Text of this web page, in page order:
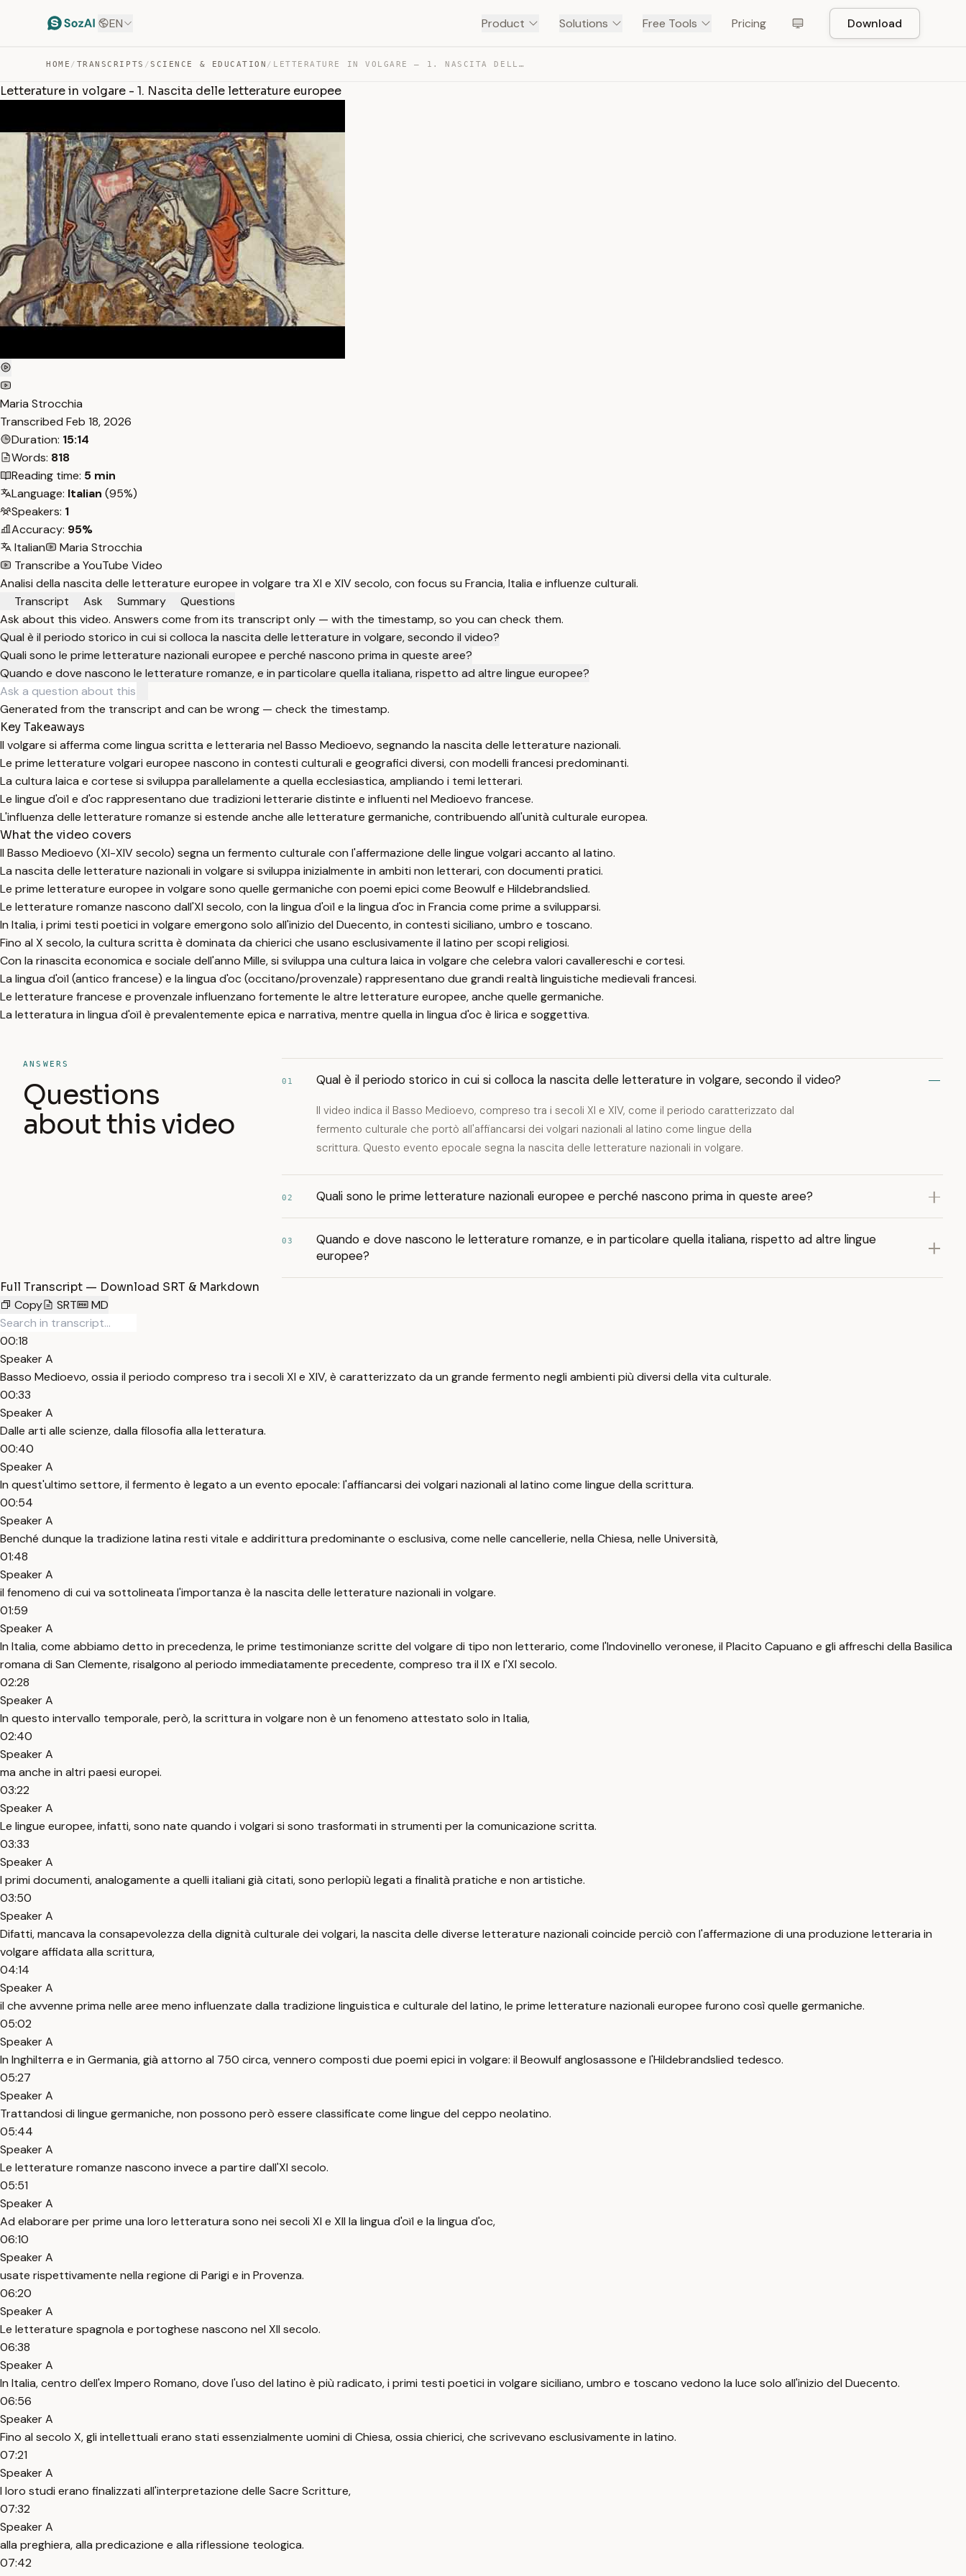
EN Product Solutions Free Tools Pricing Download
HOME / TRANSCRIPTS /SCIENCE & EDUCATION / LETTERATURE IN VOLGARE – 1. NASCITA DELLE LETTERATURE E… — TRANSCRIPT
Letterature in volgare - 1. Nascita delle letterature europee
Maria Strocchia
Transcribed Feb 18, 2026
Duration: 15:14
Words: 818
Reading time: 5 min
Language: Italian (95%)
Speakers: 1
Accuracy: 95%
Italian
Maria Strocchia
Transcribe a YouTube Video
Analisi della nascita delle letterature europee in volgare tra XI e XIV secolo, con focus su Francia, Italia e influenze culturali.
Transcript
Ask Summary
Questions
Ask about this video. Answers come from its transcript only — with the timestamp, so you can check them.
Qual è il periodo storico in cui si colloca la nascita delle letterature in volgare, secondo il video?
Quali sono le prime letterature nazionali europee e perché nascono prima in queste aree?
Quando e dove nascono le letterature romanze, e in particolare quella italiana, rispetto ad altre lingue europee?
Generated from the transcript and can be wrong — check the timestamp.
Key Takeaways
Il volgare si afferma come lingua scritta e letteraria nel Basso Medioevo, segnando la nascita delle letterature nazionali.
Le prime letterature volgari europee nascono in contesti culturali e geografici diversi, con modelli francesi predominanti.
La cultura laica e cortese si sviluppa parallelamente a quella ecclesiastica, ampliando i temi letterari.
Le lingue d'oïl e d'oc rappresentano due tradizioni letterarie distinte e influenti nel Medioevo francese.
L'influenza delle letterature romanze si estende anche alle letterature germaniche, contribuendo all'unità culturale europea.
What the video covers
Il Basso Medioevo (XI-XIV secolo) segna un fermento culturale con l'affermazione delle lingue volgari accanto al latino.
La nascita delle letterature nazionali in volgare si sviluppa inizialmente in ambiti non letterari, con documenti pratici.
Le prime letterature europee in volgare sono quelle germaniche con poemi epici come Beowulf e Hildebrandslied.
Le letterature romanze nascono dall'XI secolo, con la lingua d'oïl e la lingua d'oc in Francia come prime a svilupparsi.
In Italia, i primi testi poetici in volgare emergono solo all'inizio del Duecento, in contesti siciliano, umbro e toscano.
Fino al X secolo, la cultura scritta è dominata da chierici che usano esclusivamente il latino per scopi religiosi.
Con la rinascita economica e sociale dell'anno Mille, si sviluppa una cultura laica in volgare che celebra valori cavallereschi e cortesi.
La lingua d'oïl (antico francese) e la lingua d'oc (occitano/provenzale) rappresentano due grandi realtà linguistiche medievali francesi.
Le letterature francese e provenzale influenzano fortemente le altre letterature europee, anche quelle germaniche.
La letteratura in lingua d'oïl è prevalentemente epica e narrativa, mentre quella in lingua d'oc è lirica e soggettiva.
ANSWERS
Questions
about this video
01 Qual è il periodo storico in cui si colloca la nascita delle letterature in volgare, secondo il video?
Il video indica il Basso Medioevo, compreso tra i secoli XI e XIV, come il periodo caratterizzato dal
fermento culturale che portò all'affiancarsi dei volgari nazionali al latino come lingue della
scrittura. Questo evento epocale segna la nascita delle letterature nazionali in volgare.
02 Quali sono le prime letterature nazionali europee e perché nascono prima in queste aree?
03
Quando e dove nascono le letterature romanze, e in particolare quella italiana, rispetto ad altre lingue
europee?
Full Transcript — Download SRT & Markdown
Copy
SRT MD
00:18
Speaker A
Basso Medioevo, ossia il periodo compreso tra i secoli XI e XIV, è caratterizzato da un grande fermento negli ambienti più diversi della vita culturale.
00:33
Speaker A
Dalle arti alle scienze, dalla filosofia alla letteratura.
00:40
Speaker A
In quest'ultimo settore, il fermento è legato a un evento epocale: l'affiancarsi dei volgari nazionali al latino come lingue della scrittura.
00:54
Speaker A
Benché dunque la tradizione latina resti vitale e addirittura predominante o esclusiva, come nelle cancellerie, nella Chiesa, nelle Università,
01:48
Speaker A
il fenomeno di cui va sottolineata l'importanza è la nascita delle letterature nazionali in volgare.
01:59
Speaker A
In Italia, come abbiamo detto in precedenza, le prime testimonianze scritte del volgare di tipo non letterario, come l'Indovinello veronese, il Placito Capuano e gli affreschi della Basilica
romana di San Clemente, risalgono al periodo immediatamente precedente, compreso tra il IX e l'XI secolo.
02:28
Speaker A
In questo intervallo temporale, però, la scrittura in volgare non è un fenomeno attestato solo in Italia,
02:40
Speaker A
ma anche in altri paesi europei.
03:22
Speaker A
Le lingue europee, infatti, sono nate quando i volgari si sono trasformati in strumenti per la comunicazione scritta.
03:33
Speaker A
I primi documenti, analogamente a quelli italiani già citati, sono perlopiù legati a finalità pratiche e non artistiche.
03:50
Speaker A
Difatti, mancava la consapevolezza della dignità culturale dei volgari, la nascita delle diverse letterature nazionali coincide perciò con l'affermazione di una produzione letteraria in
volgare affidata alla scrittura,
04:14
Speaker A
il che avvenne prima nelle aree meno influenzate dalla tradizione linguistica e culturale del latino, le prime letterature nazionali europee furono così quelle germaniche.
05:02
Speaker A
In Inghilterra e in Germania, già attorno al 750 circa, vennero composti due poemi epici in volgare: il Beowulf anglosassone e l'Hildebrandslied tedesco.
05:27
Speaker A
Trattandosi di lingue germaniche, non possono però essere classificate come lingue del ceppo neolatino.
05:44
Speaker A
Le letterature romanze nascono invece a partire dall'XI secolo.
05:51
Speaker A
Ad elaborare per prime una loro letteratura sono nei secoli XI e XII la lingua d'oïl e la lingua d'oc,
06:10
Speaker A
usate rispettivamente nella regione di Parigi e in Provenza.
06:20
Speaker A
Le letterature spagnola e portoghese nascono nel XII secolo.
06:38
Speaker A
In Italia, centro dell'ex Impero Romano, dove l'uso del latino è più radicato, i primi testi poetici in volgare siciliano, umbro e toscano vedono la luce solo all'inizio del Duecento.
06:56
Speaker A
Fino al secolo X, gli intellettuali erano stati essenzialmente uomini di Chiesa, ossia chierici, che scrivevano esclusivamente in latino.
07:21
Speaker A
I loro studi erano finalizzati all'interpretazione delle Sacre Scritture,
07:32
Speaker A
alla preghiera, alla predicazione e alla riflessione teologica.
07:42